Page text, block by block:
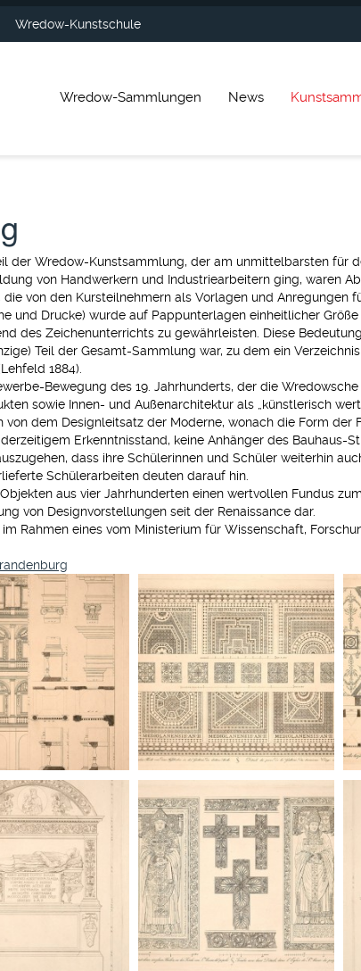
Wredow-Kunstschule
Wredow-Sammlungen News
der Wredow-Kunstsammlung, der am unmittelbarsten für
von Handwerkern und Industriearbeitern ging, waren
von den Kursteilnehmern als Vorlagen und Anregungen
und Drucke) wurde auf Pappunterlagen einheitlicher
des Zeichenunterrichts zu gewährleisten. Diese
Teil der Gesamt-Sammlung war, zu dem ein
1884).
Bewegung des 19. Jahrhunderts, der die
sowie Innen- und Außenarchitektur als „künstlerisch
dem Designleitsatz der Moderne, wonach die Form
Erkenntnisstand, keine Anhänger des Bauhaus-
dass ihre Schülerinnen und Schüler weiterhin
Schülerarbeiten deuten darauf hin.
aus vier Jahrhunderten einen wertvollen Fundus
von Designvorstellungen seit der Renaissance dar.
Rahmen eines vom Ministerium für Wissenschaft,